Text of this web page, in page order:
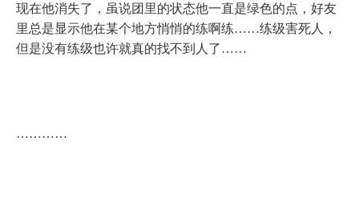
现在他消失了，虽说团里的状态他一直是绿色的点，好友
里总是显示他在某个地方悄悄的练啊练……练级害死人，
但是没有练级也许就真的找不到人了……
…………